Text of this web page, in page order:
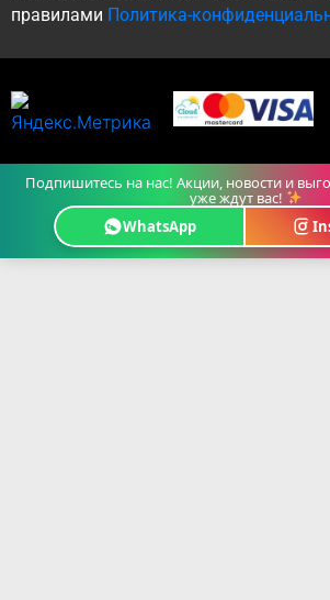
правилами Политика-
Подпишитесь на нас! Акции, новости и
уже ждут вас!
WhatsApp